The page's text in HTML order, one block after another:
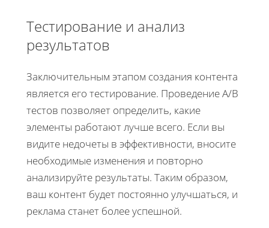
Тестирование и анализ
результатов
Заключительным этапом создания контента
является его тестирование. Проведение A/B
тестов позволяет определить, какие
элементы работают лучше всего. Если вы
видите недочеты в эффективности, вносите
необходимые изменения и повторно
анализируйте результаты. Таким образом,
ваш контент будет постоянно улучшаться, и
реклама станет более успешной.